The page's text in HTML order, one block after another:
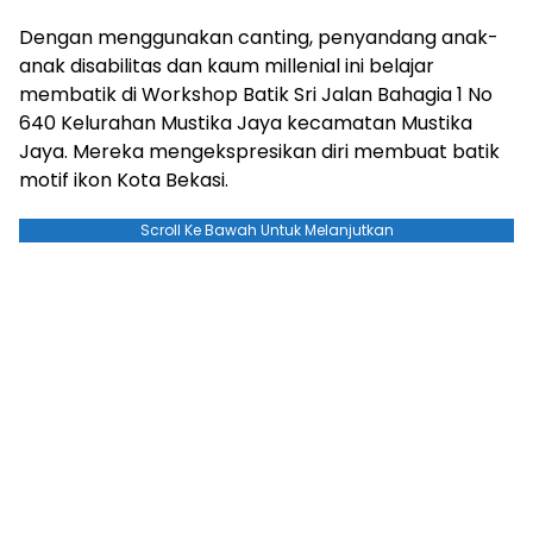
Dengan menggunakan canting, penyandang anak-
anak disabilitas dan kaum millenial ini belajar
membatik di Workshop Batik Sri Jalan Bahagia 1 No
640 Kelurahan Mustika Jaya kecamatan Mustika
Jaya. Mereka mengekspresikan diri membuat batik
motif ikon Kota Bekasi.
Scroll Ke Bawah Untuk Melanjutkan